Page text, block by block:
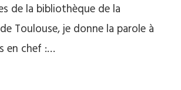
de la bibliothèque de la
Toulouse, je donne la parole à
en chef :…